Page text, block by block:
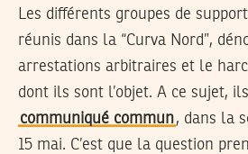
Les différents groupes de
réunis dans la “Curva Nord”,
arrestations arbitraires et le
dont ils sont l’objet. A ce sujet,
communiqué commun, dans la
15 mai. C’est que la question